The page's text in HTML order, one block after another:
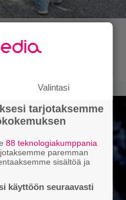
heijastinreppuja –
Valintasi
tarjotaksemme
88 teknologiakumppania
paremman
sisältöä ja
käyttöön seuraavasti